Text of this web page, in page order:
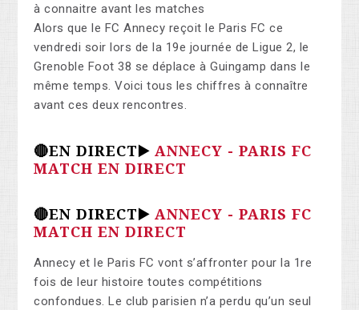
à connaitre avant les matches
Alors que le FC Annecy reçoit le Paris FC ce
vendredi soir lors de la 19e journée de Ligue 2, le
Grenoble Foot 38 se déplace à Guingamp dans le
même temps. Voici tous les chiffres à connaître
avant ces deux rencontres.
🔴EN DIRECT▶️ANNECY - PARIS FC
MATCH EN DIRECT
🔴EN DIRECT▶️ANNECY - PARIS FC
MATCH EN DIRECT
Annecy et le Paris FC vont s’affronter pour la 1re
fois de leur histoire toutes compétitions
confondues. Le club parisien n’a perdu qu’un seul